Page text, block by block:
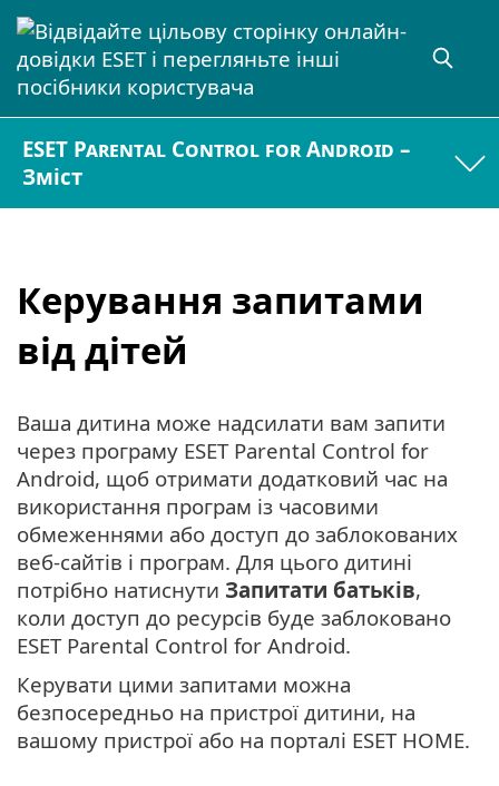
ESET Parental Control for Android –
Зміст
Керування запитами
від дітей
Ваша дитина може надсилати вам запити
через програму ESET Parental Control for
Android, щоб отримати додатковий час на
використання програм із часовими
обмеженнями або доступ до заблокованих
веб-сайтів і програм. Для цього дитині
потрібно натиснути Запитати батьків,
коли доступ до ресурсів буде заблоковано
ESET Parental Control for Android.
Керувати цими запитами можна
безпосередньо на пристрої дитини, на
вашому пристрої або на порталі ESET HOME.